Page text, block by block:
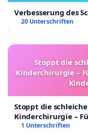
Verbesserung des
20 Unterschriften
Stoppt die
Kinderchirurgie –
Stoppt die
Kinderchirurgie –
Kinder in
1 Unterschriften